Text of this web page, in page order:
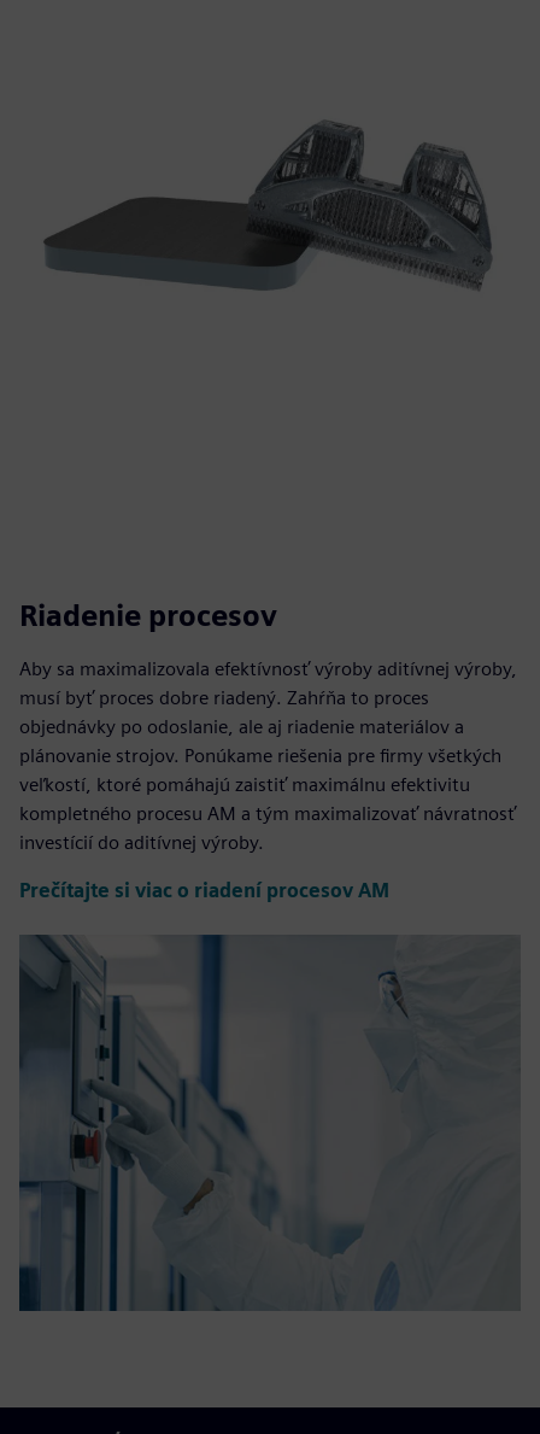
Riadenie procesov
Aby sa maximalizovala efektívnosť výroby aditívnej výroby,
musí byť proces dobre riadený. Zahŕňa to proces
objednávky po odoslanie, ale aj riadenie materiálov a
plánovanie strojov. Ponúkame riešenia pre firmy všetkých
veľkostí, ktoré pomáhajú zaistiť maximálnu efektivitu
kompletného procesu AM a tým maximalizovať návratnosť
investícií do aditívnej výroby.
Prečítajte si viac o riadení procesov AM